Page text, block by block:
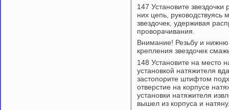
147 Установите
них цепь, руководствуясь
звездочек, удерживая
проворачивания.
Внимание! Резьбу и
крепления звездочек
148 Установите на место
установкой натяжителя
застопорите штифтом
отверстие на корпусе
установки натяжителя
вышел из корпуса и